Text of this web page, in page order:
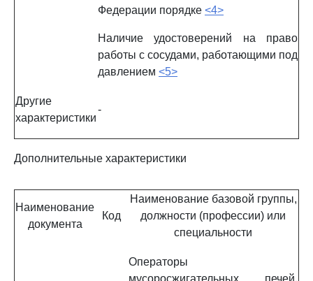
Федерации порядке <4>
Наличие удостоверений на право
работы с сосудами, работающими под
давлением <5>
Другие
характеристики
-
Дополнительные характеристики
Наименование
документа
Код
Наименование базовой группы,
должности (профессии) или
специальности
Операторы
мусоросжигательных печей,